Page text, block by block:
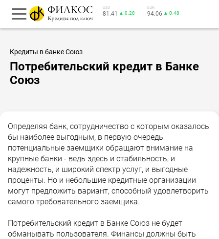
USD
81.41 ▲ 0.28
EUR
94.06 ▲ 0.48
Кредиты в банке Союз
Потребительский кредит в Банке
Союз
Определяя банк, сотрудничество с которым оказалось
бы наиболее выгодным, в первую очередь
потенциальные заемщики обращают внимание на
крупные банки - ведь здесь и стабильность, и
надежность, и широкий спектр услуг, и выгодные
проценты. Но и небольшие кредитные организации
могут предложить вариант, способный удовлетворить
самого требовательного заемщика.
Потребительский кредит в Банке Союз не будет
обманывать пользователя. Финансы должны быть